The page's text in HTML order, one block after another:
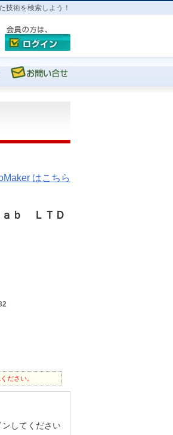
技術を検索しよう！
はこちら
ｂ ＬＴＤ
ださい。
してください